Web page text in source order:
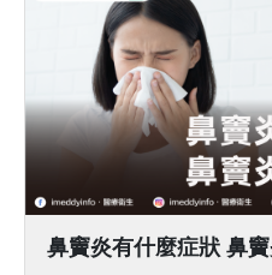
鼻竇炎有什麼症狀 鼻